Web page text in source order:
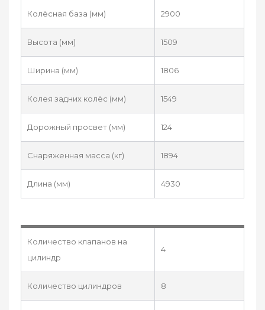
Колёсная база (мм) 2900
Высота (мм) 1509
Ширина (мм) 1806
Колея задних колёс (мм) 1549
Дорожный просвет (мм) 124
Снаряженная масса (кг) 1894
Длина (мм) 4930
Количество клапанов на
цилиндр
4
Количество цилиндров 8